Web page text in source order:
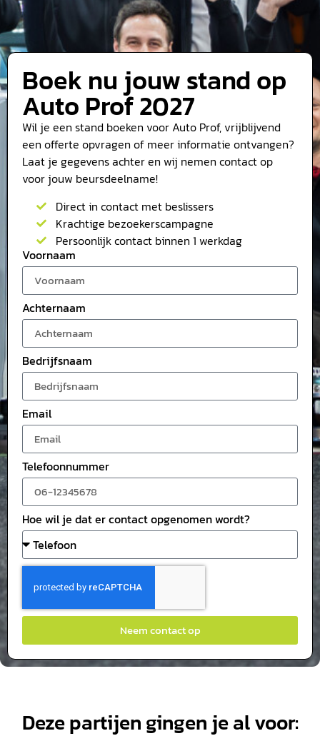
Boek nu jouw stand op
Auto Prof 2027
Wil je een stand boeken voor Auto Prof, vrijblijvend
een offerte opvragen of meer informatie ontvangen?
Laat je gegevens achter en wij nemen contact op
voor jouw beursdeelname!
Direct in contact met beslissers
Krachtige bezoekerscampagne
Persoonlijk contact binnen 1 werkdag
Voornaam
Achternaam
Bedrijfsnaam
Email
Telefoonnummer
Hoe wil je dat er contact opgenomen wordt?
Neem contact op
Deze partijen gingen je al voor: